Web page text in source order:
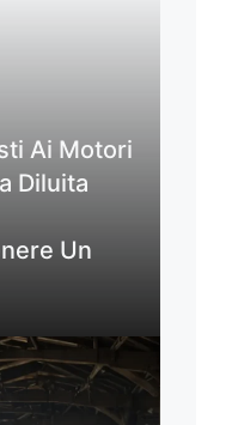
Ai Motori
Diluita
Un